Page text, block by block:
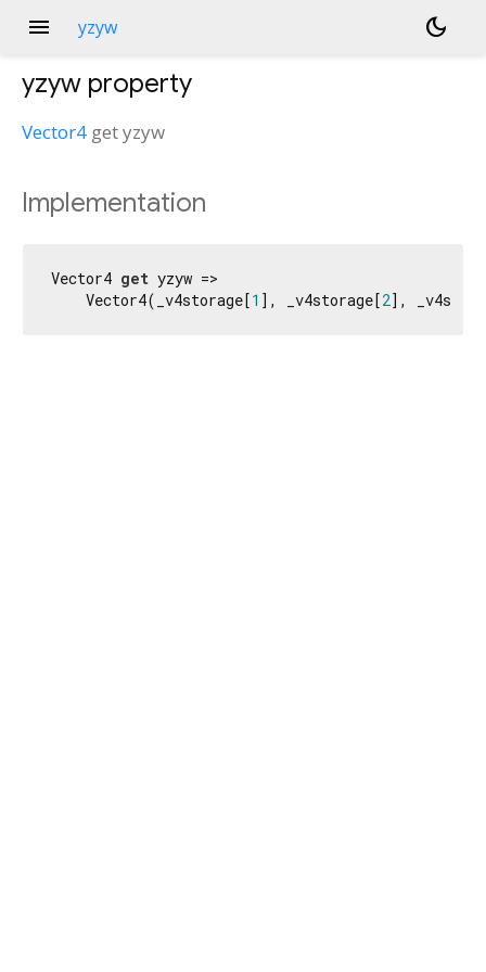
menu yzyw dark_mode
yzyw property
Vector4 getyzyw
Implementation
Vector4 get yzyw =>
    Vector4(_v4storage[
1 ], _v4storage[2],